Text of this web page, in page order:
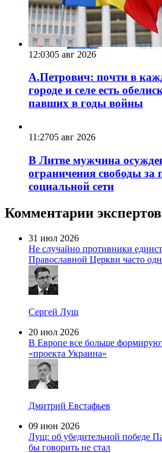
12:0305 авг 2026
А.Петрович: почти в
городе и селе есть
павших в годы войны
11:2705 авг 2026
В Литве мужчина
ограничения свободы
социальной сети
Комментарии экспертов
31 июл 2026
Не случайно противники
Православной Церкви часто
Сергей Лущ
20 июл 2026
В Европе все больше
«проекта Украина»
Дмитрий Евстафьев
09 июн 2026
Лущ: об убедительной победе
бы говорить не стал